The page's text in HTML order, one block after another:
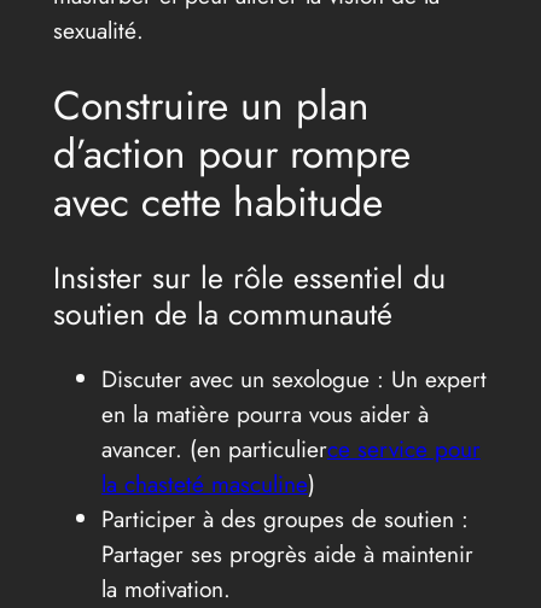
sexualité.
Construire un plan
d’action pour rompre
avec cette habitude
Insister sur le rôle essentiel du
soutien de la communauté
Discuter avec un sexologue : Un expert
en la matière pourra vous aider à
avancer. (en particulierce service pour
la chasteté masculine)
Participer à des groupes de soutien :
Partager ses progrès aide à maintenir
la motivation.